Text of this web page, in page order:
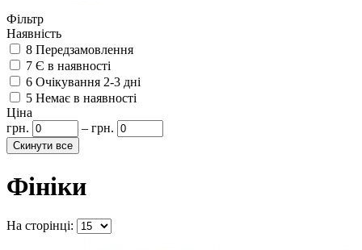
Фільтр
Наявність
8 Передзамовлення
7 Є в наявності
6 Очікування 2-3 дні
5 Немає в наявності
Ціна
грн.
– грн.
Фініки
На сторінці: